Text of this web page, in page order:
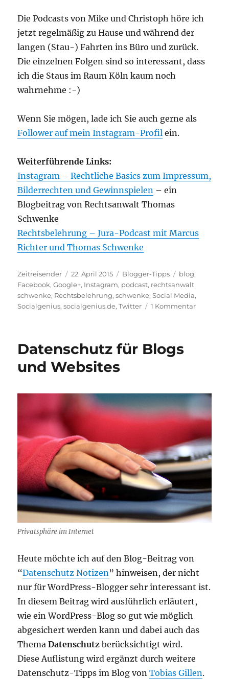
Die Podcasts von Mike und Christoph höre ich
jetzt regelmäßig zu Hause und während der
langen (Stau-) Fahrten ins Büro und zurück.
Die einzelnen Folgen sind so interessant, dass
ich die Staus im Raum Köln kaum noch
wahrnehme :-)
Wenn Sie mögen, lade ich Sie auch gerne als
Follower auf mein Instagram-Profil ein.
Weiterführende Links:
Instagram – Rechtliche Basics zum Impressum,
Bilderrechten und Gewinnspielen – ein
Blogbeitrag von Rechtsanwalt Thomas
Schwenke
Rechtsbelehrung – Jura-Podcast mit Marcus
Richter und Thomas Schwenke
Autor
Zeitreisender
Veröffentlicht
am
22. April 2015 Kategorien
Blogger-Tipps Schlagwörter
blog,
Facebook,Google+, Instagram, podcast, rechtsanwalt
schwenke, Rechtsbelehrung,schwenke,Social Media,
Socialgenius,socialgenius.de,Twitter 1 Kommentarzu
Datenschutz für Blogs
und Websites
Privatsphäre im Internet
Heute möchte ich auf den Blog-Beitrag von
“Datenschutz Notizen” hinweisen, der nicht
nur für WordPress-Blogger sehr interessant ist.
In diesem Beitrag wird ausführlich erläutert,
wie ein WordPress-Blog so gut wie möglich
abgesichert werden kann und dabei auch das
ThemaDatenschutzberücksichtigt wird.
Diese Auflistung wird ergänzt durch weitere
Datenschutz-Tipps im Blog vonTobias Gillen.